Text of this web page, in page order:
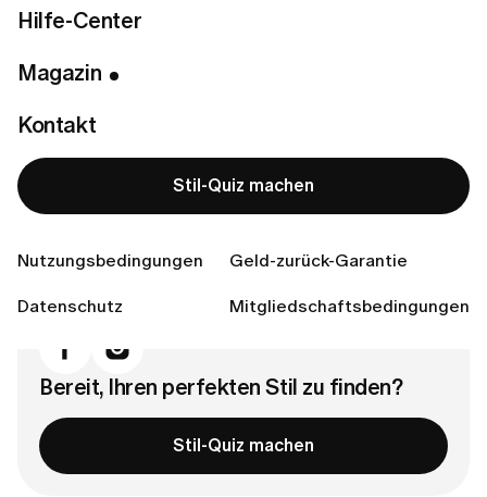
Hilfe-Center
Magazin
Kontakt
Stil-Quiz machen
Nutzungsbedingungen Geld-zurück-Garantie
Datenschutz Mitgliedschaftsbedingungen
Inhaltsverzeichnis
So stellen Sie Ihre Capsule Wardrobe zusammen
Bereit, Ihren perfekten Stil zu finden?
Stil-Quiz machen